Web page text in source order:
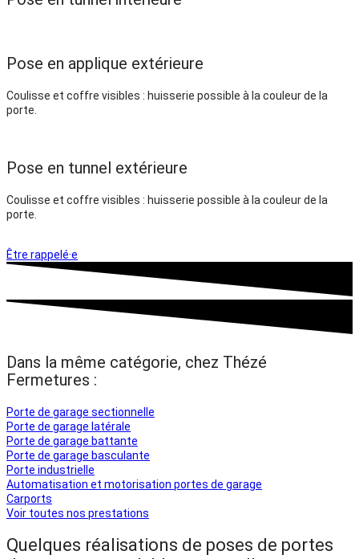
Pose en applique extérieure
Coulisse et coffre visibles : huisserie possible à la couleur de la
porte.
Pose en tunnel extérieure
Coulisse et coffre visibles : huisserie possible à la couleur de la
porte.
Être rappelé·e
Dans la même catégorie, chez Thézé
Fermetures :
Porte de garage sectionnelle
Porte de garage latérale
Porte de garage battante
Porte de garage basculante
Porte industrielle
Automatisation et motorisation portes de garage
Carports
Voir toutes nos prestations
Quelques réalisations de poses de portes